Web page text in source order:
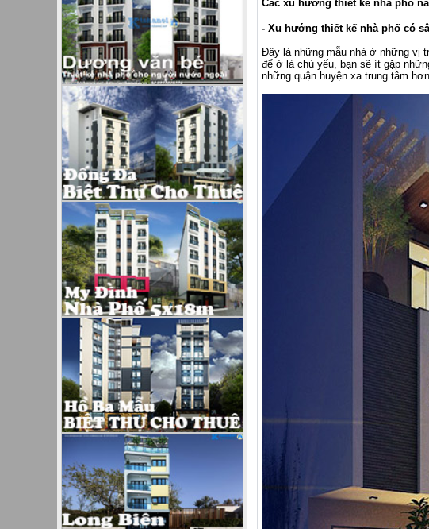
Các xu hướng thiết kế nhà phố
- Xu hướng thiết kế nhà phố có
Đây là những mẫu nhà ở những vị
để ở là chủ yếu, bạn sẽ ít gặp
những quận huyện xa trung tâm